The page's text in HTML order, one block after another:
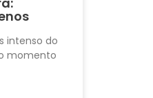
intenso do
momento